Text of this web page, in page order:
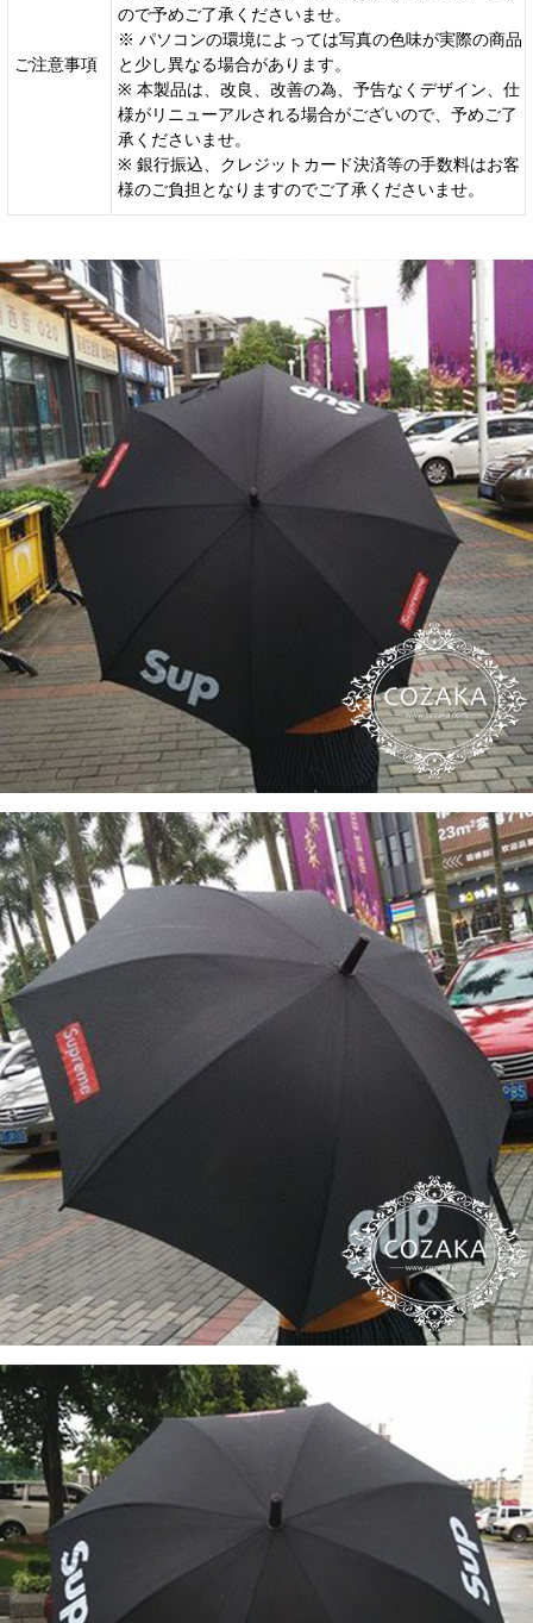
ご注意事項
ので予めご了承くださいませ。
※ パソコンの環境によっては写真の色味が実際の商品
と少し異なる場合があります。
※ 本製品は、改良、改善の為、予告なくデザイン、仕
様がリニューアルされる場合がございので、予めご了
承くださいませ。
※ 銀行振込、クレジットカード決済等の手数料はお客
様のご負担となりますのでご了承くださいませ。